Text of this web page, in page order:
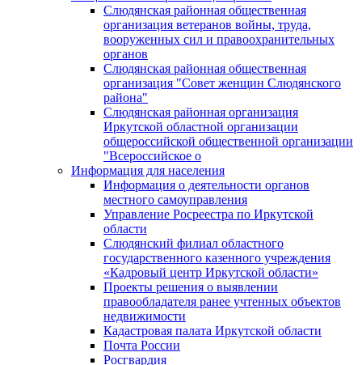
Слюдянская районная общественная
организация ветеранов войны, труда,
вооруженных сил и правоохранительных
органов
Слюдянская районная общественная
организация "Совет женщин Слюдянского
района"
Слюдянская районная организация
Иркутской областной организации
общероссийской общественной организации
"Всероссийское о
Информация для населения
Информация о деятельности органов
местного самоуправления
Управление Росреестра по Иркутской
области
Слюдянский филиал областного
государственного казенного учреждения
«Кадровый центр Иркутской области»
Проекты решения о выявлении
правообладателя ранее учтенных объектов
недвижимости
Кадастровая палата Иркутской области
Почта России
Росгвардия